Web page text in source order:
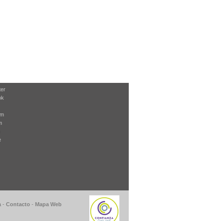
- Contacto - Mapa Web